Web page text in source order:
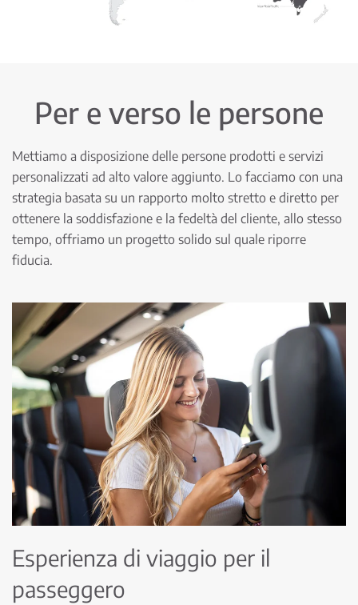
Per e verso le persone
Mettiamo a disposizione delle persone prodotti e servizi
personalizzati ad alto valore aggiunto. Lo facciamo con una
strategia basata su un rapporto molto stretto e diretto per
ottenere la soddisfazione e la fedeltà del cliente, allo stesso
tempo, offriamo un progetto solido sul quale riporre
fiducia.
Esperienza di viaggio per il
passeggero